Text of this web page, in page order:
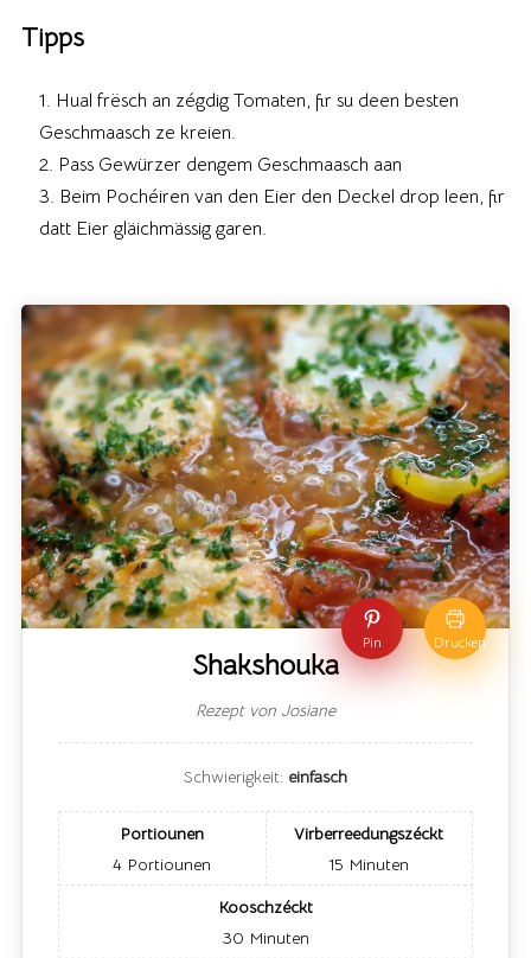
Tipps
Hual frësch an zégdig Tomaten, fir su deen besten
Geschmaasch ze kreien.
Pass Gewürzer dengem Geschmaasch aan
Beim Pochéiren van den Eier den Deckel drop leen, fir
datt Eier gläichmässig garen.
Pin Drucken
Shakshouka
Rezept von Josiane
Schwierigkeit: einfasch
Portiounen
4 Portiounen
Virberreedungszéckt
15 Minuten
Kooschzéckt
30 Minuten